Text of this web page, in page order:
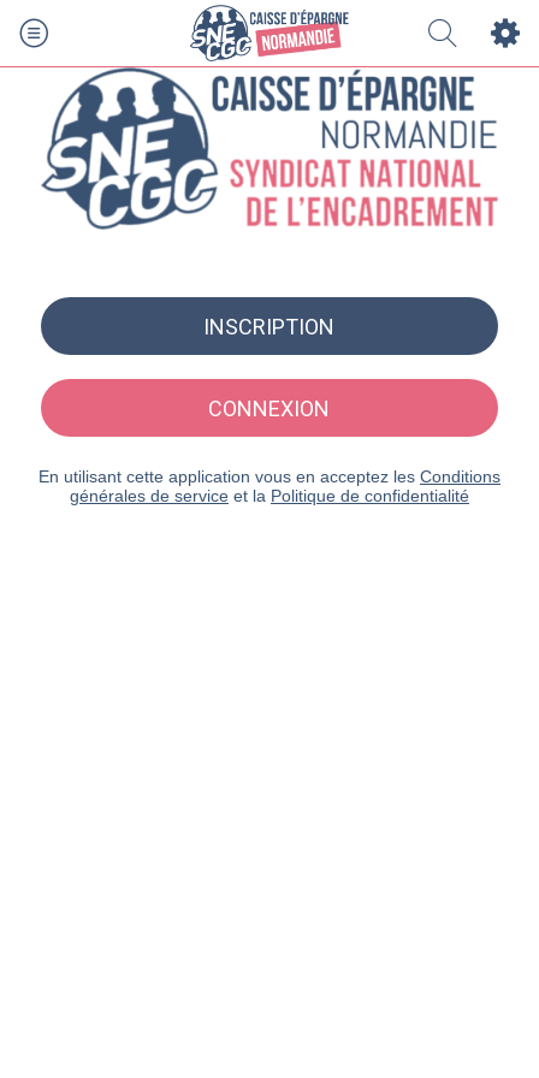
INSCRIPTION
CONNEXION
En utilisant cette application vous en acceptez les Conditions
générales de service et la Politique de confidentialité